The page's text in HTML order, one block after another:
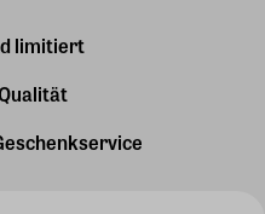
limitiert